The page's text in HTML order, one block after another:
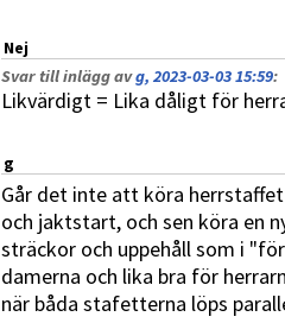
Nej
Svar till inlägg avg, 2023-03-03 15:59:
Likvärdigt = Lika dåligt för
g
Går det inte att köra
och jaktstart, och sen köra en
sträckor och uppehåll som i
damerna och lika bra för
när båda stafetterna löps